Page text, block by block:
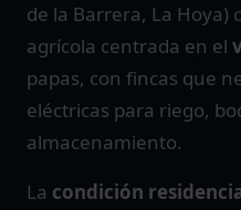
de la Barrera, La Hoya)
agrícola centrada en el
papas, con fincas que
eléctricas para riego,
almacenamiento.
La condición